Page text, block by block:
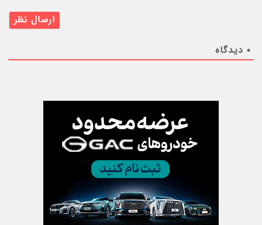
۰ دیدگاه